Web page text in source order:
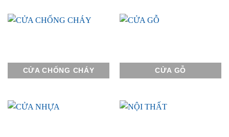
CỬA CHỐNG CHÁY CỬA GỖ